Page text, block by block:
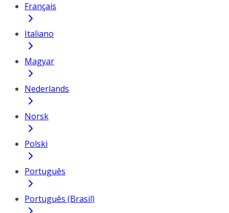
Français
Italiano
Magyar
Nederlands
Norsk
Polski
Português
Português (Brasil)